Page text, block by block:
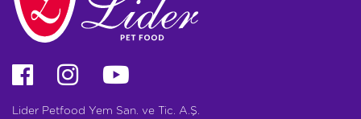
Lider Petfood Yem San. ve Tic. A.Ş.